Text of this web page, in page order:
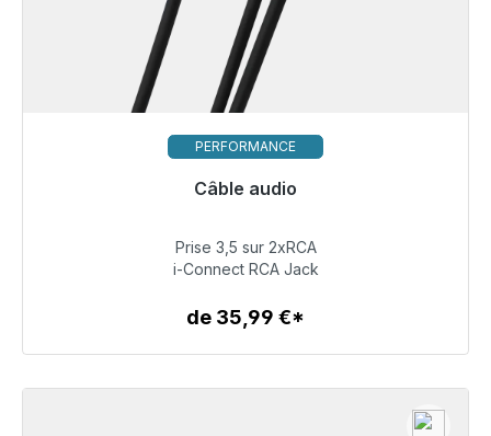
PERFORMANCE
Câble audio
Prêt à être expédié, délai de livraison 48h*
51,99 €
Détails
Prise 3,5 sur 2xRCA
i-Connect RCA Jack
de 35,99 €*